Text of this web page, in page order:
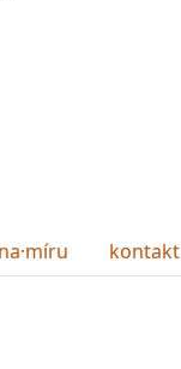
kontakt